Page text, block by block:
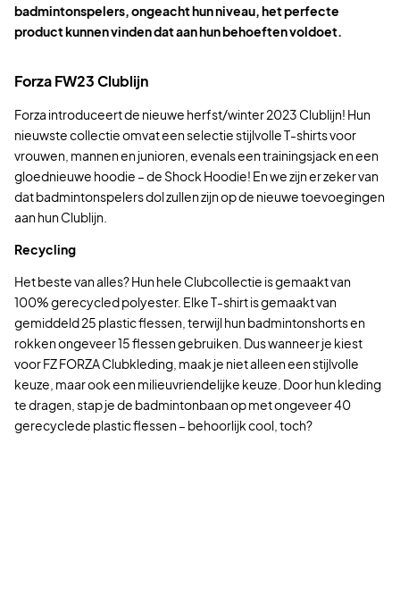
badmintonspelers, ongeacht hun niveau, het perfecte
product kunnen vinden dat aan hun behoeften voldoet.
Forza FW23 Clublijn
Forza introduceert de nieuwe herfst/winter 2023 Clublijn! Hun
nieuwste collectie omvat een selectie stijlvolle T-shirts voor
vrouwen, mannen en junioren, evenals een trainingsjack en een
gloednieuwe hoodie – de Shock Hoodie! En we zijn er zeker van
dat badmintonspelers dol zullen zijn op de nieuwe toevoegingen
aan hun Clublijn.
Recycling
Het beste van alles? Hun hele Clubcollectie is gemaakt van
100% gerecycled polyester. Elke T-shirt is gemaakt van
gemiddeld 25 plastic flessen, terwijl hun badmintonshorts en
rokken ongeveer 15 flessen gebruiken. Dus wanneer je kiest
voor FZ FORZA Clubkleding, maak je niet alleen een stijlvolle
keuze, maar ook een milieuvriendelijke keuze. Door hun kleding
te dragen, stap je de badmintonbaan op met ongeveer 40
gerecyclede plastic flessen – behoorlijk cool, toch?